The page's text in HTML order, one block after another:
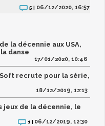
5 | 06/12/2020, 16:57
la décennie aux USA,
danse
17/01/2020, 10:46
recrute pour la série,
18/12/2019, 12:13
jeux de la décennie, le
1 | 06/12/2019, 12:30